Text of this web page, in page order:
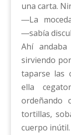
una carta.
―La
―sabía
Ahí
sirviendo
taparse las
ella
ordeñando
tortillas,
cuerpo inútil.